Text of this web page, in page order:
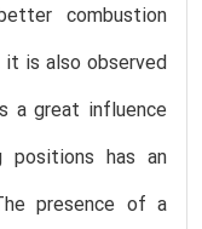
combustion
is also observed
a great influence
positions has an
presence of a